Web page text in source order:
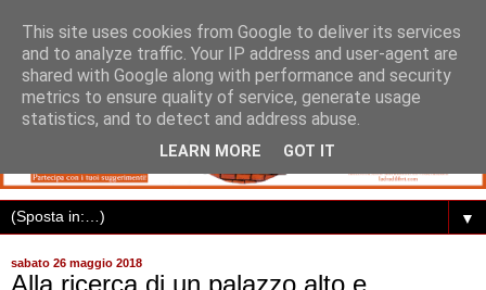
▼
sabato 26 maggio 2018
Alla ricerca di un palazzo alto e
This site uses cookies from Google to deliver its services
and to analyze traffic. Your IP address and user-agent are
shared with Google along with performance and security
metrics to ensure quality of service, generate usage
statistics, and to detect and address abuse.
LEARN MORE GOT IT